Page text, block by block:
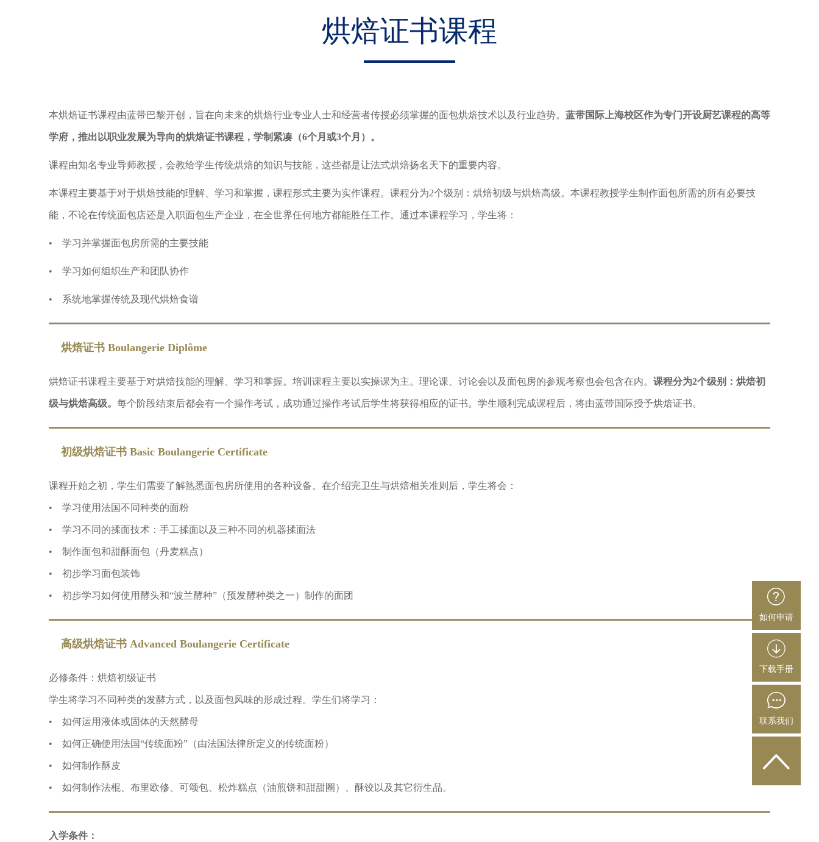
如何申请
下载手册
联系我们
烘焙证书课程
本烘焙证书课程由蓝带巴黎开创，旨在向未来的烘焙行业专业人士和经营者传授必须掌握的面包烘焙技术以及行业趋势。 蓝带国际上海校区作为专门开设厨艺课程的高等
学府，推出以职业发展为导向的烘焙证书课程，学制紧凑（6个月或3个月）。
课程由知名专业导师教授，会教给学生传统烘焙的知识与技能，这些都是让法式烘焙扬名天下的重要内容。
本课程主要基于对于烘焙技能的理解、学习和掌握，课程形式主要为实作课程。课程分为2个级别：烘焙初级与烘焙高级。本课程教授学生制作面包所需的所有必要技
能，不论在传统面包店还是入职面包生产企业，在全世界任何地方都能胜任工作。通过本课程学习，学生将：
• 学习并掌握面包房所需的主要技能
• 学习如何组织生产和团队协作
• 系统地掌握传统及现代烘焙食谱
烘焙证书 Boulangerie Diplôme
烘焙证书课程主要基于对烘焙技能的理解、学习和掌握。培训课程主要以实操课为主。理论课、讨论会以及面包房的参观考察也会包含在内。 课程分为2个级别：烘焙初
级与烘焙高级。 每个阶段结束后都会有一个操作考试，成功通过操作考试后学生将获得相应的证书。学生顺利完成课程后，将由蓝带国际授予烘焙证书。
初级烘焙证书 Basic Boulangerie Certificate
课程开始之初，学生们需要了解熟悉面包房所使用的各种设备。在介绍完卫生与烘焙相关准则后，学生将会：
• 学习使用法国不同种类的面粉
• 学习不同的揉面技术：手工揉面以及三种不同的机器揉面法
• 制作面包和甜酥面包（丹麦糕点）
• 初步学习面包装饰
• 初步学习如何使用酵头和“波兰酵种”（预发酵种类之一）制作的面团
高级烘焙证书 Advanced Boulangerie Certificate
必修条件：烘焙初级证书
学生将学习不同种类的发酵方式，以及面包风味的形成过程。学生们将学习：
• 如何运用液体或固体的天然酵母
• 如何正确使用法国“传统面粉”（由法国法律所定义的传统面粉）
• 如何制作酥皮
• 如何制作法棍、布里欧修、可颂包、松炸糕点（油煎饼和甜甜圈）、酥饺以及其它衍生品。
入学条件：